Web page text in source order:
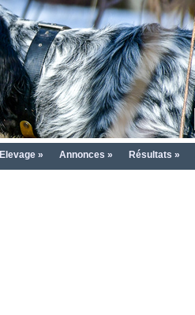
Elevage » Annonces » Résultats »